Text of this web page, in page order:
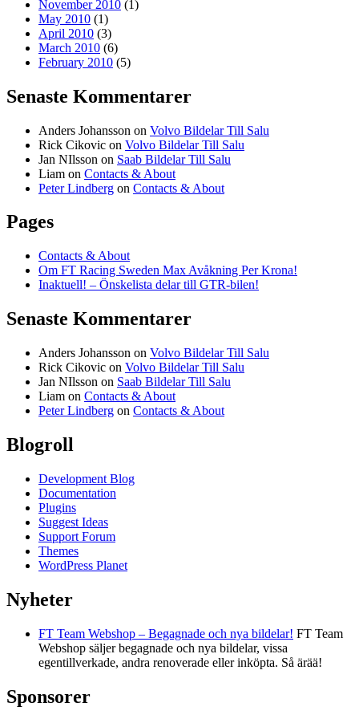
November 2010 (1)
May 2010 (1)
April 2010 (3)
March 2010 (6)
February 2010 (5)
Senaste Kommentarer
Anders Johansson on Volvo Bildelar Till Salu
Rick Cikovic on Volvo Bildelar Till Salu
Jan NIlsson on Saab Bildelar Till Salu
Liam on Contacts & About
Peter Lindberg on Contacts & About
Pages
Contacts & About
Om FT Racing Sweden Max Avåkning Per Krona!
Inaktuell! – Önskelista delar till GTR-bilen!
Senaste Kommentarer
Anders Johansson on Volvo Bildelar Till Salu
Rick Cikovic on Volvo Bildelar Till Salu
Jan NIlsson on Saab Bildelar Till Salu
Liam on Contacts & About
Peter Lindberg on Contacts & About
Blogroll
Development Blog
Documentation
Plugins
Suggest Ideas
Support Forum
Themes
WordPress Planet
Nyheter
FT Team Webshop – Begagnade och nya bildelar! FT Team
Webshop säljer begagnade och nya bildelar, vissa
egentillverkade, andra renoverade eller inköpta. Så ärää!
Sponsorer